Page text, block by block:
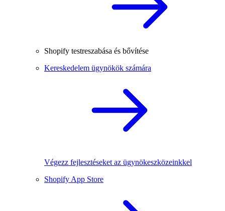
Shopify testreszabása és bővítése
Kereskedelem ügynökök számára
Végezz fejlesztéseket az ügynökeszközeinkkel
Shopify App Store